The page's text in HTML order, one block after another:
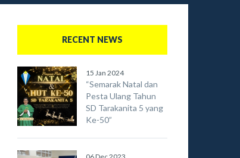
RECENT NEWS
15 Jan 2024
“Semarak Natal dan
Pesta Ulang Tahun
SD Tarakanita 5 yang
Ke-50”